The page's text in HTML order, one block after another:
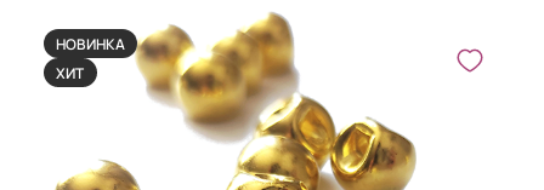
НОВИНКА
ХИТ